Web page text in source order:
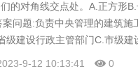
的对角线交点处。A.正方形
问题:负责中央管理的建筑
级建设行政主管部门C.市级
:从业人员发现事...
9-12 10:13:41 0